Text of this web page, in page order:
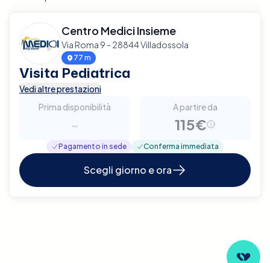
Centro Medici Insieme
Via Roma 9 - 28844 Villadossola
77 m
Visita Pediatrica
Vedi altre prestazioni
Prima disponibilità
-
A partire da
115€
Pagamento in sede Conferma immediata
Scegli giorno e ora